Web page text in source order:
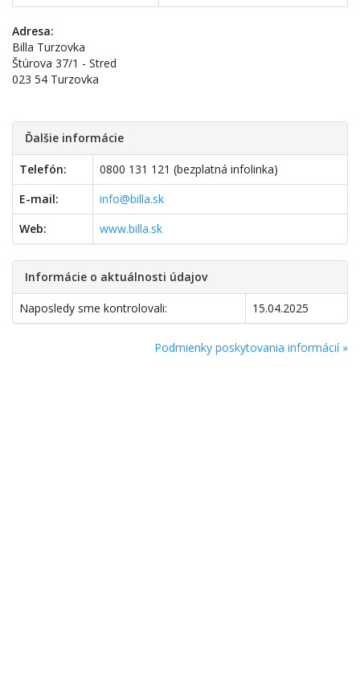
Adresa:
Billa Turzovka
Štúrova 37/1 - Stred
023 54 Turzovka
Ďalšie informácie
Telefón:
0800 131 121 (bezplatná infolinka)
E-mail:
info@billa.sk
Web:
www.billa.sk
Informácie o aktuálnosti údajov
Naposledy sme kontrolovali: 15.04.2025
Podmienky poskytovania informácií »